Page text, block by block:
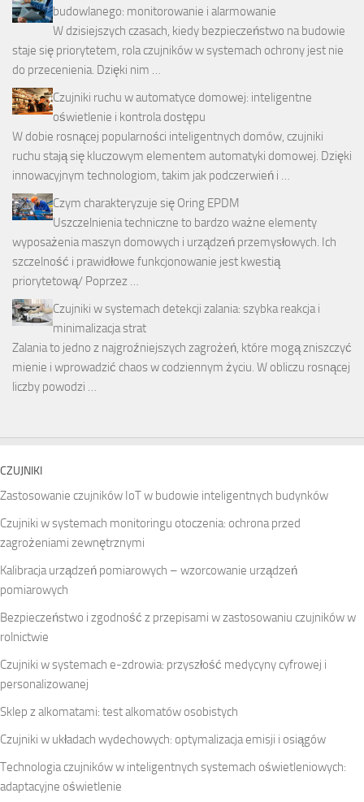
budowlanego: monitorowanie i alarmowanie
W dzisiejszych czasach, kiedy bezpieczeństwo na budowie
staje się priorytetem, rola czujników w systemach ochrony jest nie
do przecenienia. Dzięki nim …
Czujniki ruchu w automatyce domowej: inteligentne
oświetlenie i kontrola dostępu
W dobie rosnącej popularności inteligentnych domów, czujniki
ruchu stają się kluczowym elementem automatyki domowej. Dzięki
innowacyjnym technologiom, takim jak podczerwień i …
Czym charakteryzuje się Oring EPDM
Uszczelnienia techniczne to bardzo ważne elementy
wyposażenia maszyn domowych i urządzeń przemysłowych. Ich
szczelność i prawidłowe funkcjonowanie jest kwestią
priorytetową/ Poprzez …
Czujniki w systemach detekcji zalania: szybka reakcja i
minimalizacja strat
Zalania to jedno z najgroźniejszych zagrożeń, które mogą zniszczyć
mienie i wprowadzić chaos w codziennym życiu. W obliczu rosnącej
liczby powodzi …
CZUJNIKI
Zastosowanie czujników IoT w budowie inteligentnych budynków
Czujniki w systemach monitoringu otoczenia: ochrona przed
zagrożeniami zewnętrznymi
Kalibracja urządzeń pomiarowych – wzorcowanie urządzeń
pomiarowych
Bezpieczeństwo i zgodność z przepisami w zastosowaniu czujników w
rolnictwie
Czujniki w systemach e-zdrowia: przyszłość medycyny cyfrowej i
personalizowanej
Sklep z alkomatami: test alkomatów osobistych
Czujniki w układach wydechowych: optymalizacja emisji i osiągów
Technologia czujników w inteligentnych systemach oświetleniowych:
adaptacyjne oświetlenie